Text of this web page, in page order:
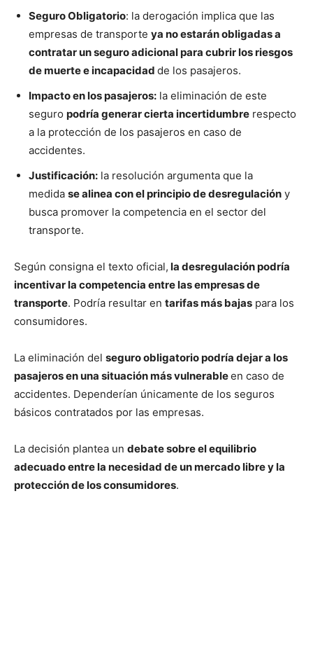
Seguro Obligatorio: la derogación implica que las
empresas de transporte ya no estarán obligadas a
contratar un seguro adicional para cubrir los riesgos
de muerte e incapacidad de los pasajeros.
Impacto en los pasajeros: la eliminación de este
seguro podría generar cierta incertidumbre respecto
a la protección de los pasajeros en caso de
accidentes.
Justificación: la resolución argumenta que la
medida se alinea con el principio de desregulación y
busca promover la competencia en el sector del
transporte.
Según consigna el texto oficial, la desregulación podría
incentivar la competencia entre las empresas de
transporte. Podría resultar en tarifas más bajas para los
consumidores.
La eliminación del seguro obligatorio podría dejar a los
pasajeros en una situación más vulnerableen caso de
accidentes. Dependerían únicamente de los seguros
básicos contratados por las empresas.
La decisión plantea un debate sobre el equilibrio
adecuado entre la necesidad de un mercado libre y la
protección de los consumidores.